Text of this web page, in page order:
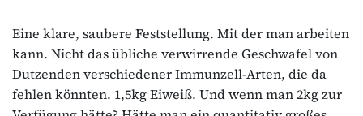
Eine klare, saubere Feststellung. Mit der man arbeiten
kann. Nicht das übliche verwirrende Geschwafel von
Dutzenden verschiedener Immunzell-Arten, die da
fehlen könnten. 1,5kg Eiweiß. Und wenn man 2kg zur